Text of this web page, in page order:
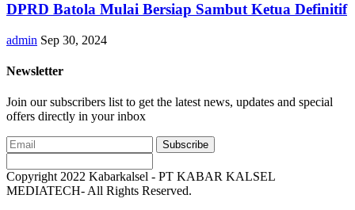
DPRD Batola Mulai Bersiap Sambut Ketua Definitif
admin Sep 30, 2024
Newsletter
Join our subscribers list to get the latest news, updates and special
offers directly in your inbox
Subscribe
Copyright 2022 Kabarkalsel - PT KABAR KALSEL
MEDIATECH- All Rights Reserved.